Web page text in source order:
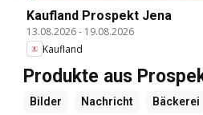
Kaufland Prospekt Jena
13.08.2026- 19.08.2026
Kaufland
Produkte aus
Bilder Nachricht Bäckerei